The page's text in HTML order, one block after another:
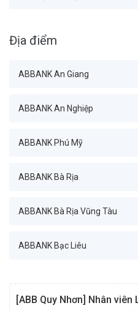
Khối Quản trị rủi ro_Phòng
Địa điểm
ABBANK An Giang
ABBANK An Nghiệp
ABBANK Phú Mỹ
ABBANK Bà Rịa
ABBANK Bà Rịa Vũng Tàu
ABBANK Bạc Liêu
[ABB Quy Nhơn] Nhân viên